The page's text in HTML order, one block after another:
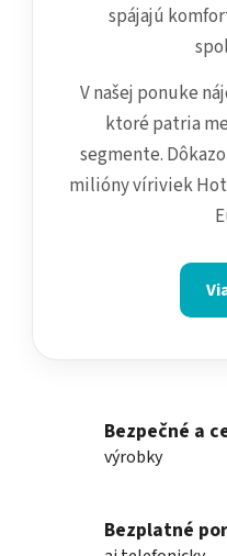
spájajú
V našej ponuke
ktoré patria
segmente.
milióny víriviek
Bezpečné a
výrobky
Bezplatné